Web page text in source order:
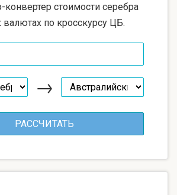
конвертер стоимости серебра
валютах по кросскурсу ЦБ.
→